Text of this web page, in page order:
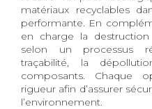
matériaux recyclables
performante. En
en charge la
selon un processus
traçabilité, la
composants. Chaque
rigueur afin d’assurer
l’environnement.